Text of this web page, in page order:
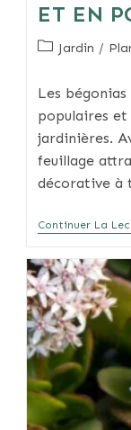
ET EN
PostJardin /
Les
populaires et
jardinières.
feuillage
décorative à
Continuer La